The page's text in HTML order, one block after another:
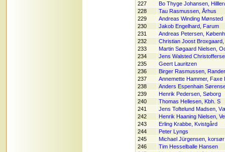
227
Bo Thyge Johansen,
228
Tau Rasmussen, Århus
229
Andreas Winding Mønsted
230
Jakob Engelhard, Farum
231
Andreas Petersen,
232
Christian Joost
233
Martin Søgaard Nielsen,
234
Jens Walsted
235
Geert Lauritzen
236
Birger Rasmussen,
237
Annemette Hammer, Faxe
238
Anders Espenhain
239
Henrik Pedersen, Søborg
240
Thomas Hellesen, Kbh. S
241
Jens Toftelund Madsen,
242
Henrik Haaning Nielsen,
243
Erling Krabbe, Kvistgård
244
Peter Lyngs
245
Michael Jürgensen, korsør
246
Tim Hesselballe Hansen